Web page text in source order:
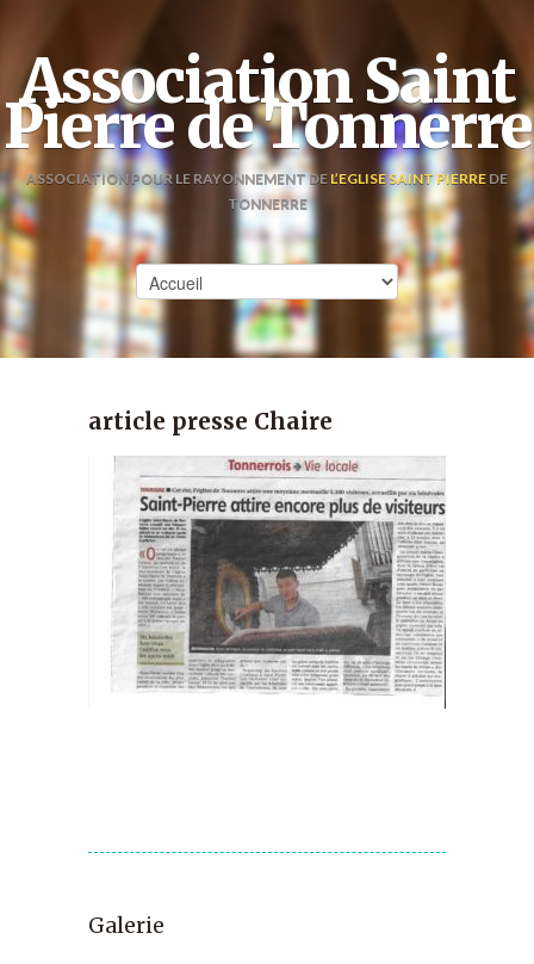
Association Saint
Pierre de Tonnerre
ASSOCIATION POUR LE RAYONNEMENT DE L’EGLISE SAINT PIERRE DE
TONNERRE
article presse Chaire
Galerie